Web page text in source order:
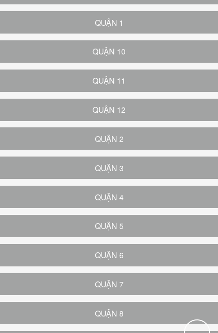
QUẬN 1
QUẬN 10
QUẬN 11
QUẬN 12
QUẬN 2
QUẬN 3
QUẬN 4
QUẬN 5
QUẬN 6
QUẬN 7
QUẬN 8